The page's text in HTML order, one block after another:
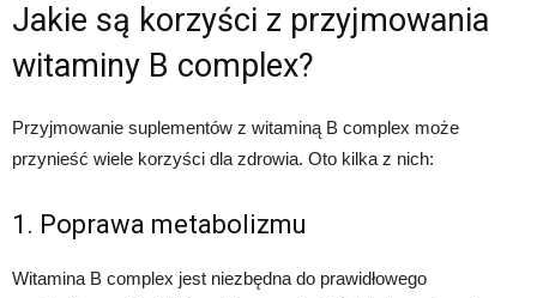
Jakie są korzyści z przyjmowania
witaminy B complex?
Przyjmowanie suplementów z witaminą B complex może
przynieść wiele korzyści dla zdrowia. Oto kilka z nich:
1. Poprawa metabolizmu
Witamina B complex jest niezbędna do prawidłowego